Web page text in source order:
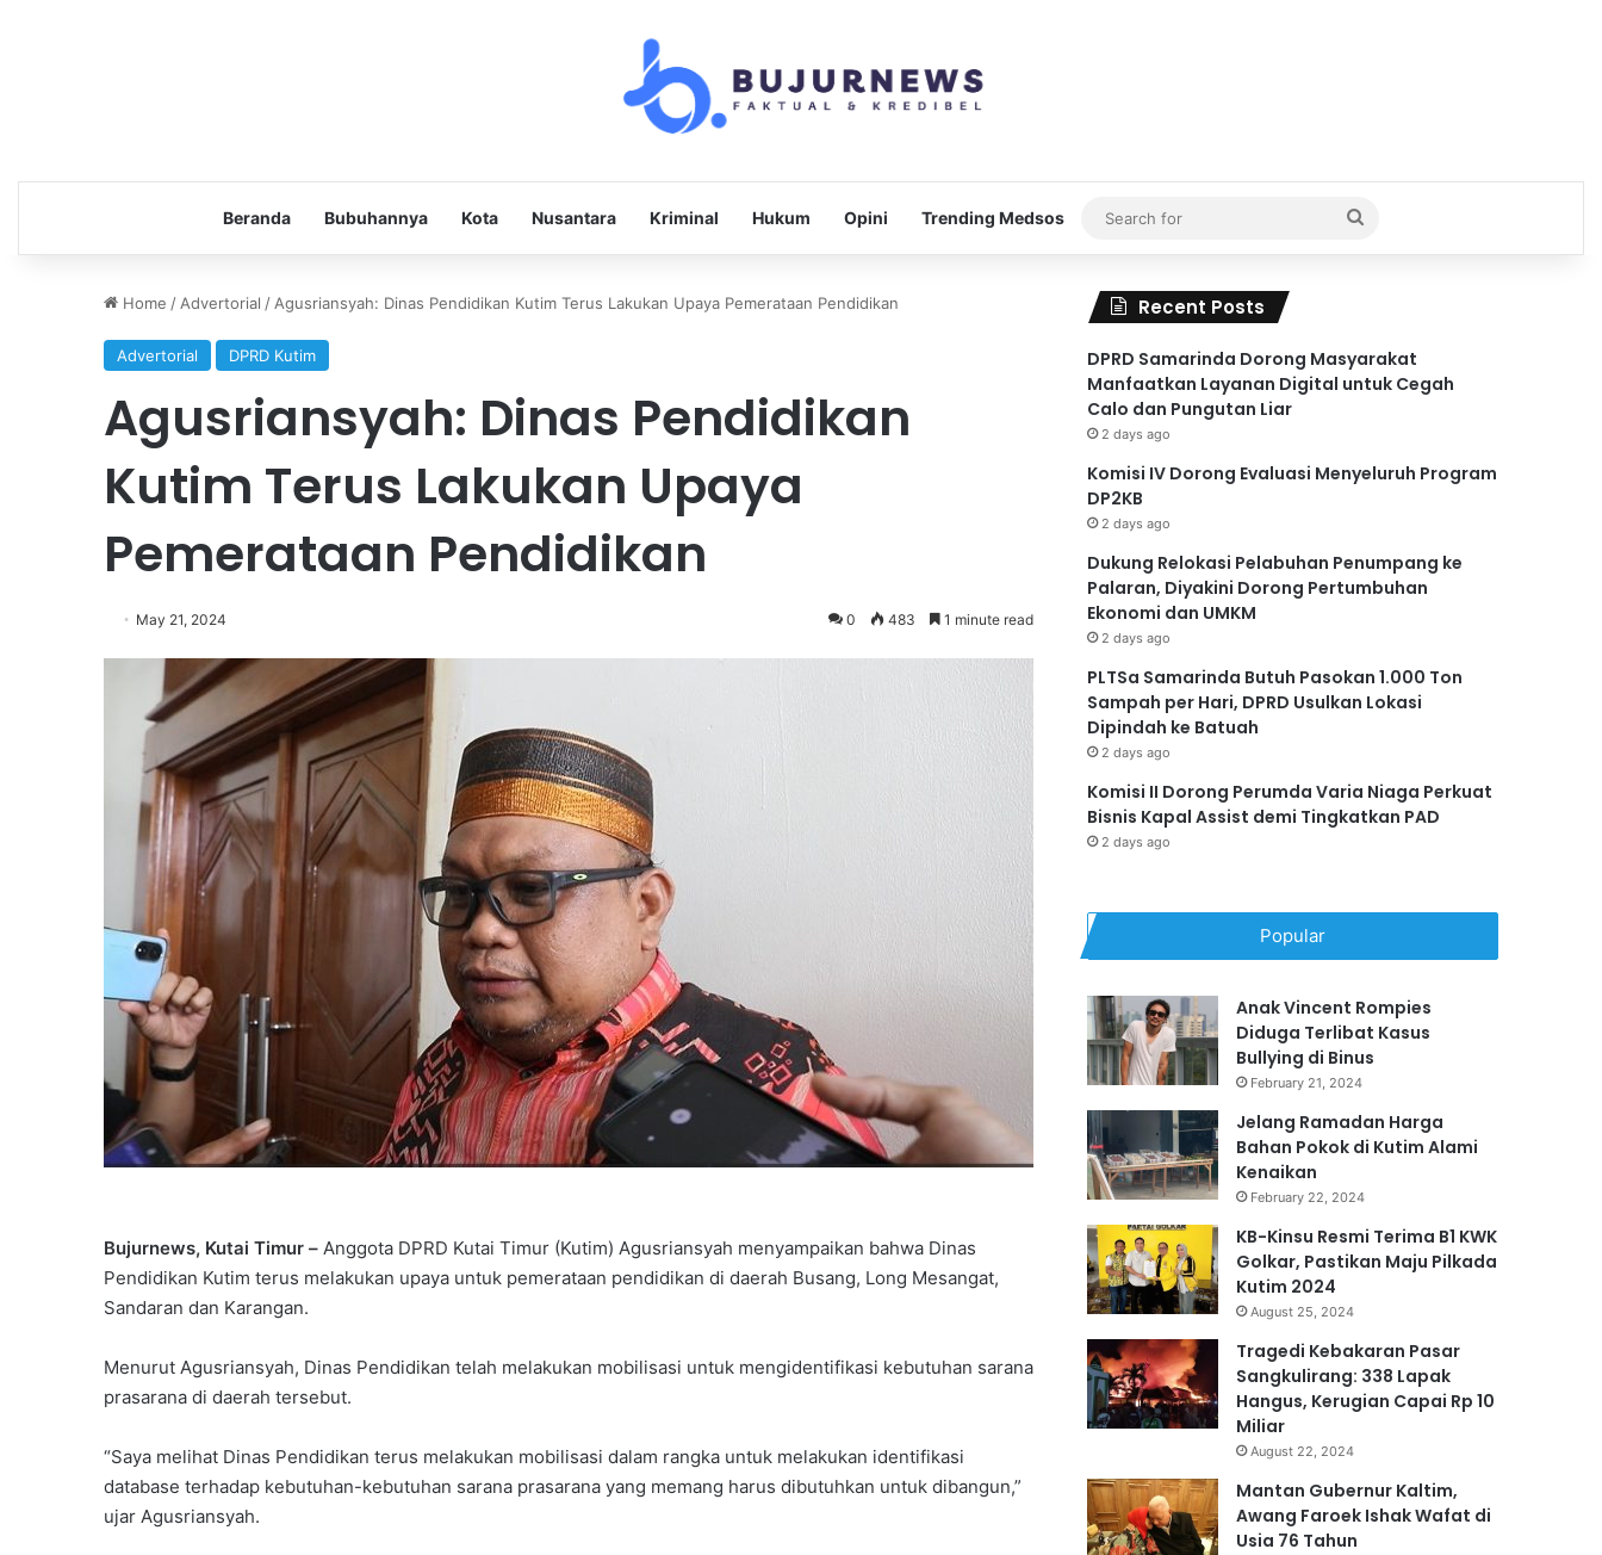
Beranda Bubuhannya Kota Nusantara Kriminal Hukum Opini Trending Medsos
Search
for
Home / Advertorial / Agusriansyah: Dinas Pendidikan Kutim Terus Lakukan Upaya Pemerataan Pendidikan
Advertorial DPRD Kutim
Agusriansyah: Dinas Pendidikan
Kutim Terus Lakukan Upaya
Pemerataan Pendidikan
May 21, 2024 0 483 1 minute read
Bujurnews, Kutai Timur – Anggota DPRD Kutai Timur (Kutim) Agusriansyah menyampaikan bahwa Dinas
Pendidikan Kutim terus melakukan upaya untuk pemerataan pendidikan di daerah Busang, Long Mesangat,
Sandaran dan Karangan.
Menurut Agusriansyah, Dinas Pendidikan telah melakukan mobilisasi untuk mengidentifikasi kebutuhan sarana
prasarana di daerah tersebut.
“Saya melihat Dinas Pendidikan terus melakukan mobilisasi dalam rangka untuk melakukan identifikasi
database terhadap kebutuhan-kebutuhan sarana prasarana yang memang harus dibutuhkan untuk dibangun,”
ujar Agusriansyah.
Recent Posts
DPRD Samarinda Dorong Masyarakat
Manfaatkan Layanan Digital untuk Cegah
Calo dan Pungutan Liar
2 days ago
Komisi IV Dorong Evaluasi Menyeluruh Program
DP2KB
2 days ago
Dukung Relokasi Pelabuhan Penumpang ke
Palaran, Diyakini Dorong Pertumbuhan
Ekonomi dan UMKM
2 days ago
PLTSa Samarinda Butuh Pasokan 1.000 Ton
Sampah per Hari, DPRD Usulkan Lokasi
Dipindah ke Batuah
2 days ago
Komisi II Dorong Perumda Varia Niaga Perkuat
Bisnis Kapal Assist demi Tingkatkan PAD
2 days ago
Popular
Anak Vincent Rompies
Diduga Terlibat Kasus
Bullying di Binus
February 21, 2024
Jelang Ramadan Harga
Bahan Pokok di Kutim Alami
Kenaikan
February 22, 2024
KB-Kinsu Resmi Terima B1 KWK
Golkar, Pastikan Maju Pilkada
Kutim 2024
August 25, 2024
Tragedi Kebakaran Pasar
Sangkulirang: 338 Lapak
Hangus, Kerugian Capai Rp 10
Miliar
August 22, 2024
Mantan Gubernur Kaltim,
Awang Faroek Ishak Wafat di
Usia 76 Tahun